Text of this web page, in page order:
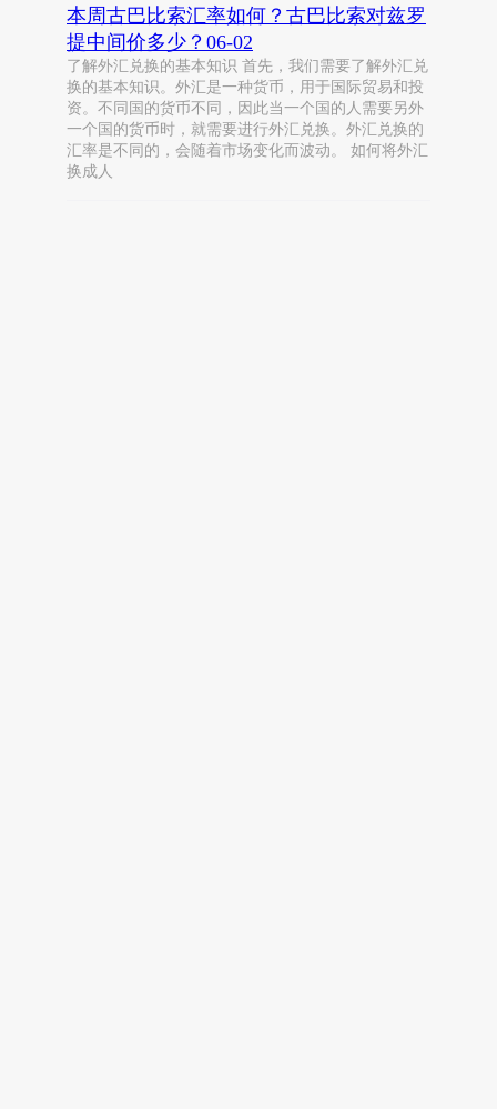
本周古巴比索汇率如何？古巴比索对兹罗
提中间价多少？06-02
了解外汇兑换的基本知识 首先，我们需要了解外汇兑
换的基本知识。外汇是一种货币，用于国际贸易和投
资。不同国的货币不同，因此当一个国的人需要另外
一个国的货币时，就需要进行外汇兑换。外汇兑换的
汇率是不同的，会随着市场变化而波动。 如何将外汇
换成人